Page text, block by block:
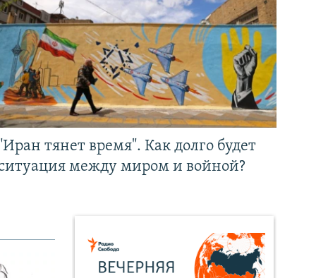
тянет время". Как долго будет
между миром и войной?